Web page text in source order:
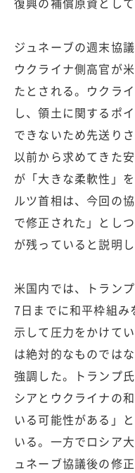
ジュネーブの週末協
ウクライナ側高官が
たとされる。ウクラ
し、領土に関するポ
できないため先送り
以前から求めてきた
が「大きな柔軟性」
ルツ首相は、今回の
で修正された」とし
が残っていると説明し
米国内では、トラン
7日までに和平枠組み
示して圧力をかけて
は絶対的なものでは
強調した。トランプ
シアとウクライナの
いる可能性がある」
いる。一方でロシア
ュネーブ協議後の修